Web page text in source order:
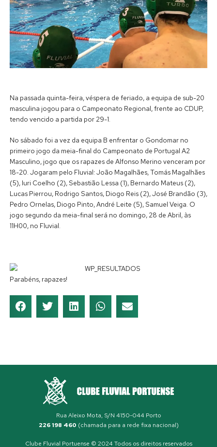
Na passada quinta-feira, véspera de feriado, a equipa de sub-20
masculina jogou para o Campeonato Regional, frente ao CDUP,
tendo vencido a partida por 29-1.
No sábado foi a vez da equipa B enfrentar o Gondomar no
primeiro jogo da meia-final do Campeonato de Portugal A2
Masculino, jogo que os rapazes de Alfonso Merino venceram por
18-20. Jogaram pelo Fluvial: João Magalhães, Tomás Magalhães
(5), Iuri Coelho (2), Sebastião Lessa (1), Bernardo Mateus (2),
Lucas Pierrou, Rodrigo Santos, Diogo Reis (2), José Brandão (3),
Pedro Ornelas, Diogo Pinto, André Leite (5), Samuel Veiga. O
jogo segundo da meia-final será no domingo, 28 de Abril, às
11H00, no Fluvial.
Parabéns, rapazes!
Rua Aleixo Mota, S/N 4150-044 Porto
226 198 460 (chamada para a rede fixa nacional)
Clube Fluvial Portuense © 2024 Todos os direitos reservados